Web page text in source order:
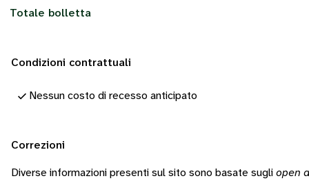
Totale bolletta
Condizioni contrattuali
Nessun costo di recesso anticipato
Correzioni
Diverse informazioni presenti sul sito sono basate sugli open